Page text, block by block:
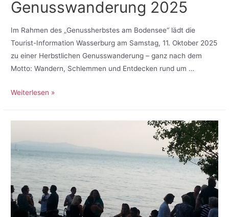
Genusswanderung 2025
Im Rahmen des „Genussherbstes am Bodensee“ lädt die
Tourist-Information Wasserburg am Samstag, 11. Oktober 2025
zu einer Herbstlichen Genusswanderung – ganz nach dem
Motto: Wandern, Schlemmen und Entdecken rund um …
Weiterlesen »